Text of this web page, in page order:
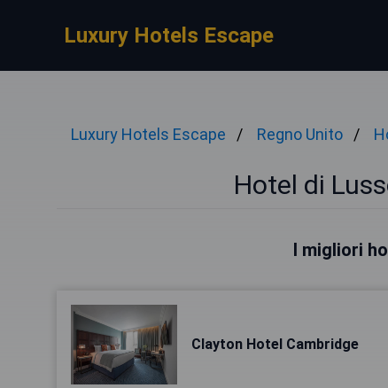
Luxury Hotels Escape
Luxury Hotels Escape Regno Unito
Hotel di
I migliori
Clayton Hotel Cambridge